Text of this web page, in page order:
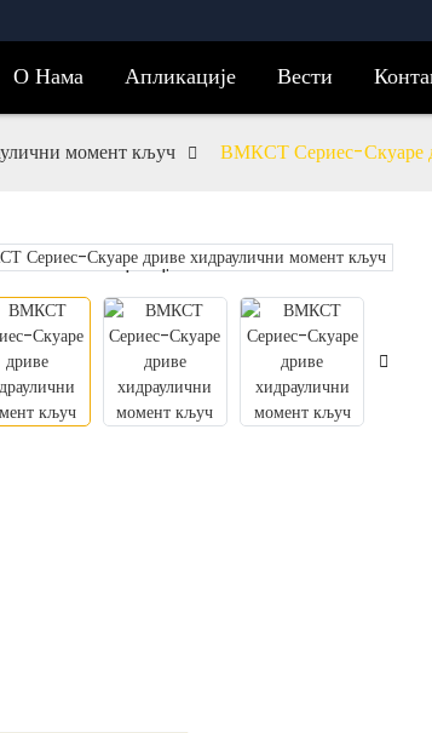
О Нама Апликације Вести
момент кључ ВМКСТ Сериес-Скуаре
Loading...
Loading...